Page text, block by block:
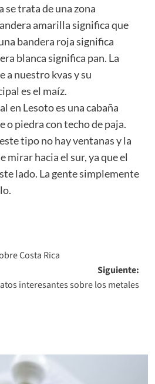
se trata de una zona
amarilla significa que
bandera roja significa
blanca significa pan. La
a nuestro kvas y su
es el maíz.
en Lesoto es una cabaña
o piedra con techo de paja.
tipo no hay ventanas y la
mirar hacia el sur, ya que el
lado. La gente simplemente
Costa Rica
Siguiente:
interesantes sobre los metales